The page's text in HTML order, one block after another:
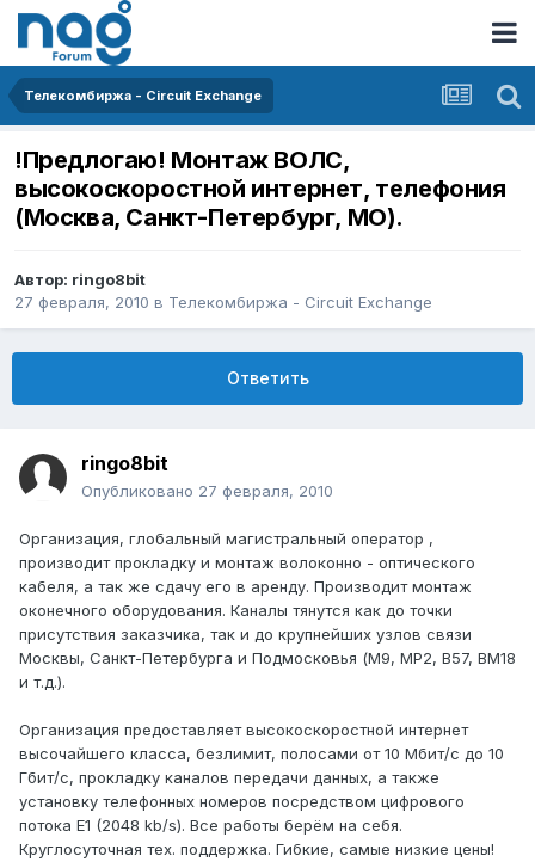
Телекомбиржа - Circuit Exchange
!Предлогаю! Монтаж ВОЛС,
высокоскоростной интернет, телефония
(Москва, Санкт-Петербург, МО).
Автор: ringo8bit
27 февраля, 2010 в Телекомбиржа - Circuit Exchange
Ответить
ringo8bit
Опубликовано 27 февраля, 2010
Организация, глобальный магистральный оператор ,
производит прокладку и монтаж волоконно - оптического
кабеля, а так же сдачу его в аренду. Производит монтаж
оконечного оборудования. Каналы тянутся как до точки
присутствия заказчика, так и до крупнейших узлов связи
Москвы, Санкт-Петербурга и Подмосковья (M9, MP2, B57, BM18
и т.д.).
Организация предоставляет высокоскоростной интернет
высочайшего класса, безлимит, полосами от 10 Мбит/c до 10
Гбит/с, прокладку каналов передачи данных, а также
установку телефонных номеров посредством цифрового
потока E1 (2048 kb/s). Все работы берём на себя.
Круглосуточная тех. поддержка. Гибкие, самые низкие цены!